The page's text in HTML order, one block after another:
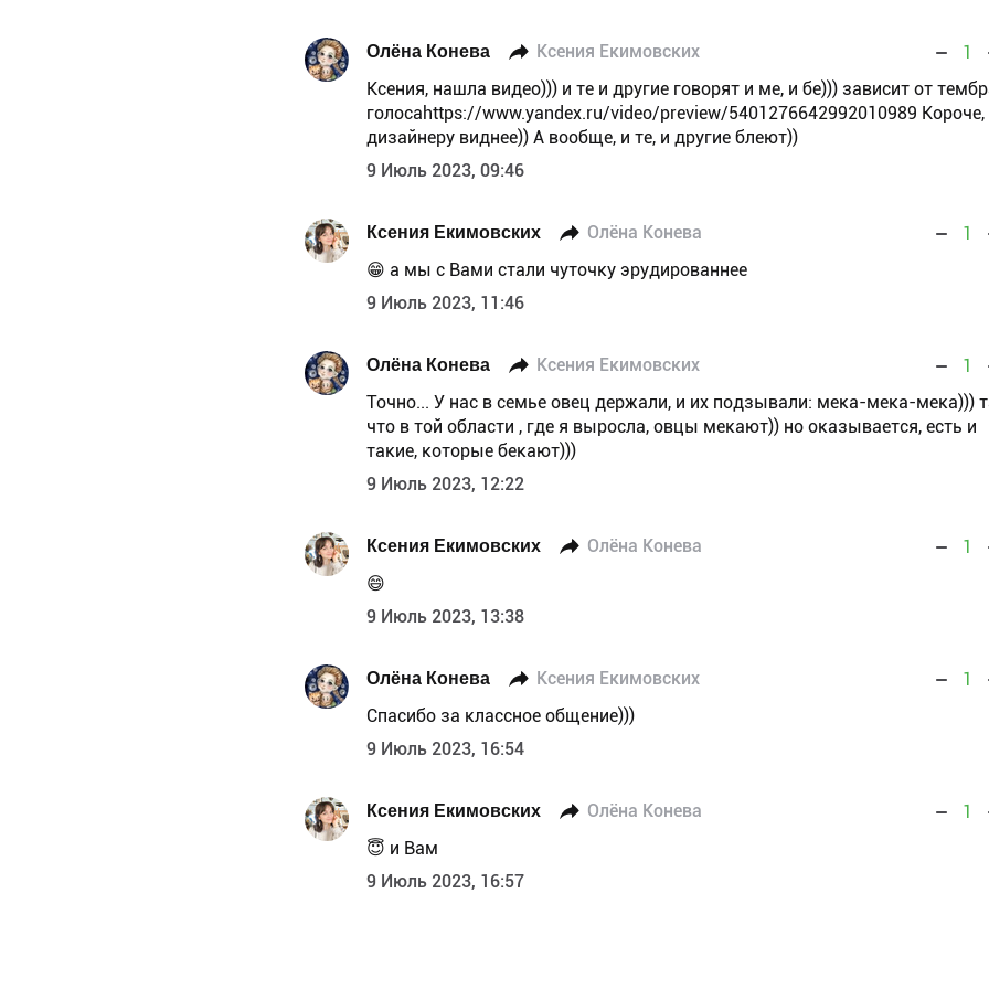
Олёна Конева Ксения Екимовских
1
Ксения, нашла видео))) и те и другие говорят и ме, и бе))) зависит от
голосаhttps://www.yandex.ru/video/preview/5401276642992010989 Короче,
дизайнеру виднее)) А вообще, и те, и другие блеют))
9 Июль 2023, 09:46
Ксения Екимовских Олёна Конева
1
😁 а мы с Вами стали чуточку эрудированнее
9 Июль 2023, 11:46
Олёна Конева Ксения Екимовских
1
Точно... У нас в семье овец держали, и их подзывали: мека-мека-мека)))
что в той области , где я выросла, овцы мекают)) но оказывается, есть и
такие, которые бекают)))
9 Июль 2023, 12:22
Ксения Екимовских Олёна Конева
1
😄
9 Июль 2023, 13:38
Олёна Конева Ксения Екимовских
1
Спасибо за классное общение)))
9 Июль 2023, 16:54
Ксения Екимовских Олёна Конева
1
😇 и Вам
9 Июль 2023, 16:57